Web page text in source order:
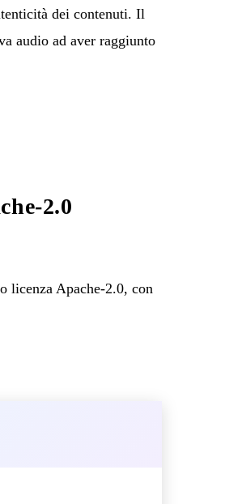
dei contenuti. Il
audio ad aver raggiunto
2.0
licenza Apache-2.0, con